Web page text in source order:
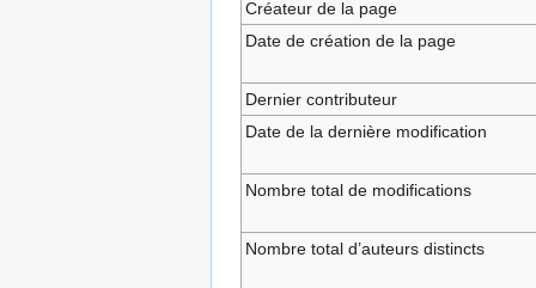
Créateur de la page
Date de création de la page
Dernier contributeur
Date de la dernière modification
Nombre total de modifications
Nombre total d’auteurs distincts